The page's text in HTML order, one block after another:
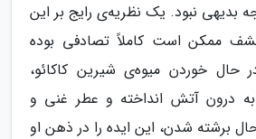
بدیهی نبود. یک نظریه‌ی رایج بر این
ممکن است کاملاً تصادفی بوده
حال خوردن میوه‌ی شیرین کاکائو،
به درون آتش انداخته و عطر غنی و
برشته شدن، این ایده را در ذهن او